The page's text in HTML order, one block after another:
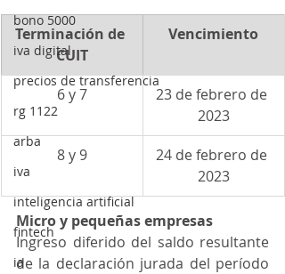
bono 5000
iva digital
precios de transferencia
rg 1122
arba
iva
inteligencia artificial
fintech
ia
Terminación de
CUIT
Vencimiento
6 y 7
23 de febrero de
2023
8 y 9
24 de febrero de
2023
Micro y pequeñas empresas
Ingreso diferido del saldo resultante
de la declaración jurada del período